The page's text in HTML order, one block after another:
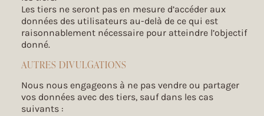
Les tiers ne seront pas en mesure d’accéder aux
données des utilisateurs au-delà de ce qui est
raisonnablement nécessaire pour atteindre l’objectif
donné.
AUTRES DIVULGATIONS
Nous nous engageons à ne pas vendre ou partager
vos données avec des tiers, sauf dans les cas
suivants :